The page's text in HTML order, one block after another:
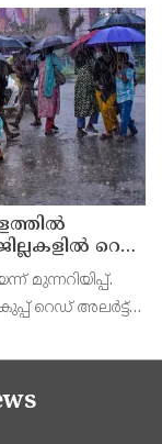
ചെറുതായി
റെഡ്
മുന്നറിയിപ്പ്.
റെഡ് അലര്‍ട്ട്